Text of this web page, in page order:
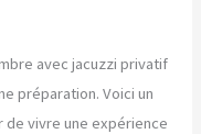
avec jacuzzi privatif
préparation. Voici un
de vivre une expérience